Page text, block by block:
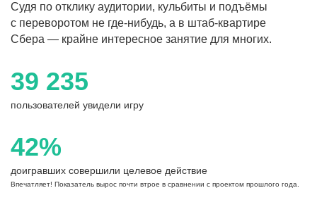
Судя по отклику аудитории, кульбиты и подъёмы
с переворотом не где-нибудь, а в штаб-квартире
Сбера — крайне интересное занятие для многих.
39 235
пользователей увидели игру
42%
доигравших совершили целевое действие
Впечатляет! Показатель вырос почти втрое в сравнении с проектом прошлого года.